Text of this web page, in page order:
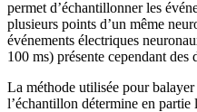
permet d’échantillonner les
plusieurs points d’un même
événements électriques
100 ms) présente cependant des
La méthode utilisée pour
l’échantillon détermine en